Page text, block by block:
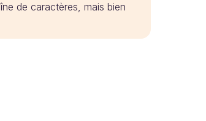
de caractères, mais bien